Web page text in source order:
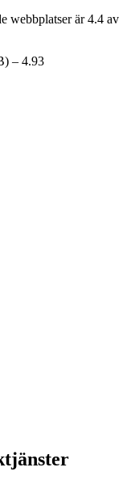
webbplatser är 4.4 av
– 4.93